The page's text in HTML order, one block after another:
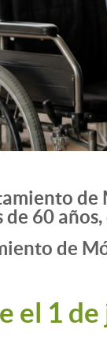
de
de 60
de
el 1